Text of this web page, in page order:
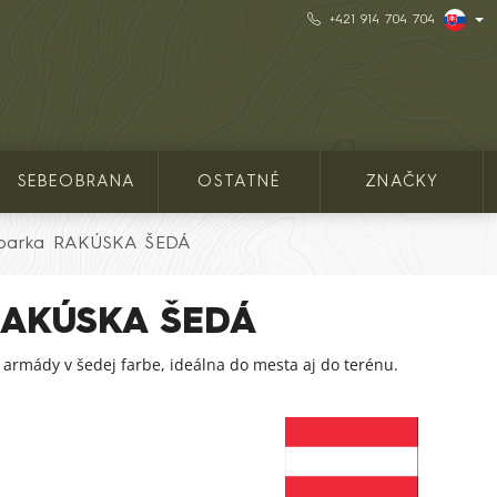
+421 914 704 704
SEBEOBRANA OSTATNÉ ZNAČKY
RAKÚSKA ŠEDÁ
ŠEDÁ
v šedej farbe, ideálna do mesta aj do terénu.